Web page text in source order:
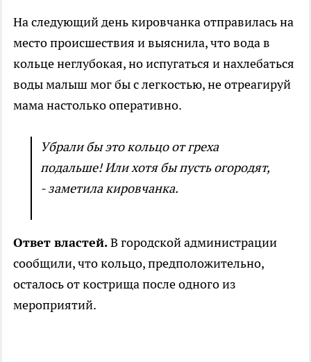
На следующий день кировчанка отправилась на
место происшествия и выяснила, что вода в
кольце неглубокая, но испугаться и нахлебаться
воды малыш мог бы с легкостью, не отреагируй
мама настолько оперативно.
Убрали бы это кольцо от греха
подальше! Или хотя бы пусть огородят,
- заметила кировчанка.
Ответ властей.В городской администрации
сообщили, что кольцо, предположительно,
осталось от кострища после одного из
мероприятий.